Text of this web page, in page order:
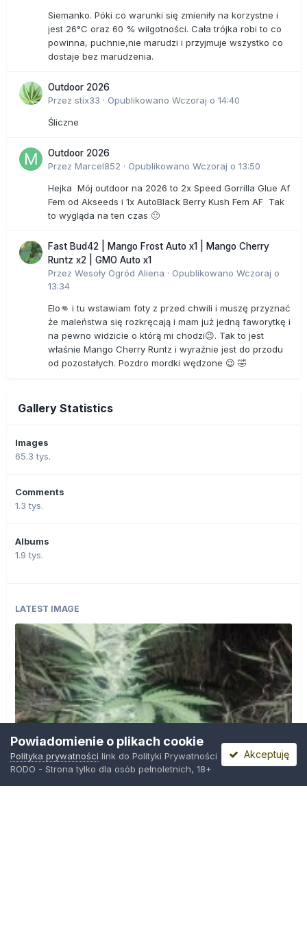
Siemanko. Póki co warunki się zmieniły na korzystne i
jest 26°C oraz 60 % wilgotności. Cała trójka robi to co
powinna, puchnie,nie marudzi i przyjmuje wszystko co
dostaje bez marudzenia.
Outdoor 2026
Przez stix33 · Opublikowano Wczoraj o 14:40
Śliczne
Outdoor 2026
Przez Marcel852 · Opublikowano Wczoraj o 13:50
Hejka Mój outdoor na 2026 to 2x Speed Gorrilla Glue Af
Fem od Akseeds i 1x AutoBlack Berry Kush Fem AF Tak
to wygląda na ten czas 🙂
Fast Bud42 | Mango Frost Auto x1 | Mango Cherry
Runtz x2 | GMO Auto x1
Przez Wesoły Ogród Aliena · Opublikowano Wczoraj o
13:34
Elo👊 i tu wstawiam foty z przed chwili i muszę przyznać
że maleństwa się rozkręcają i mam już jedną faworytkę i
na pewno widzicie o którą mi chodzi😉. Tak to jest
właśnie Mango Cherry Runtz i wyraźnie jest do przodu
od pozostałych. Pozdro mordki wędzone 😉 🤣
Gallery Statistics
Images
65.3 tys.
Comments
1.3 tys.
Albums
1.9 tys.
LATEST IMAGE
Powiadomienie o plikach cookie
Polityka prywatności link do Polityki Prywatności
RODO - Strona tylko dla osób pełnoletnich, 18+
Akceptuję